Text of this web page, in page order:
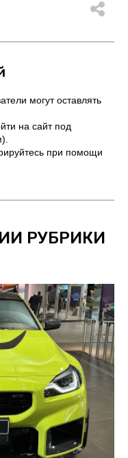
могут оставлять
на сайт под
при помощи
РУБРИКИ